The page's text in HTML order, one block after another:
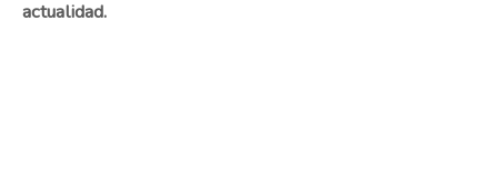
actualidad.